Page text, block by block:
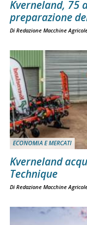
Kverneland, 75
preparazione
Di Redazione Macchine
ECONOMIA E MERCATI
Kverneland
Technique
Di Redazione Macchine